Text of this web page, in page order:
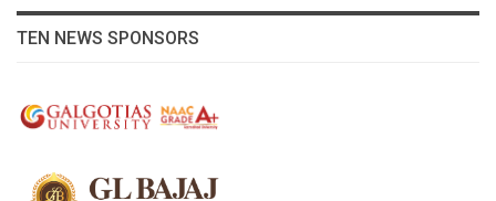
TEN NEWS SPONSORS